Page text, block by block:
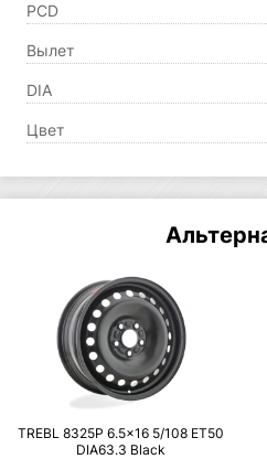
PCD
Вылет
DIA
Цвет
TREBL 8325P 6.5×16 5/108 ET50
DIA63.3 Black